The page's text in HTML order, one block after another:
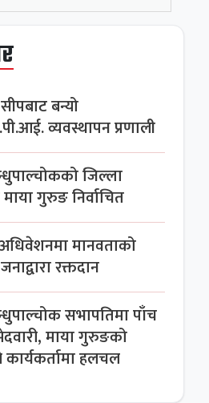
सीपबाट बन्यो
व्यवस्थापन प्रणाली
जिल्ला
गुरुङ निर्वाचित
मानवताको
रक्तदान
सभापतिमा पाँच
माया गुरुङको
कार्यकर्तामा हलचल